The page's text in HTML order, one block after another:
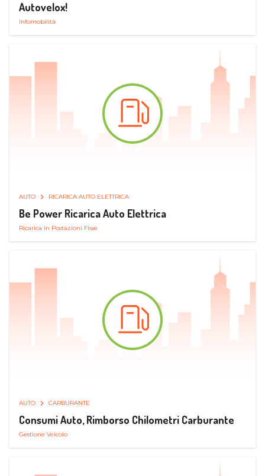
Autovelox!
Infomobilità
AUTO RICARICA AUTO ELETTRICA
Be Power Ricarica Auto Elettrica
Ricarica in Postazioni Fisse
AUTO CARBURANTE
Consumi Auto, Rimborso Chilometri Carburante
Gestione Veicolo